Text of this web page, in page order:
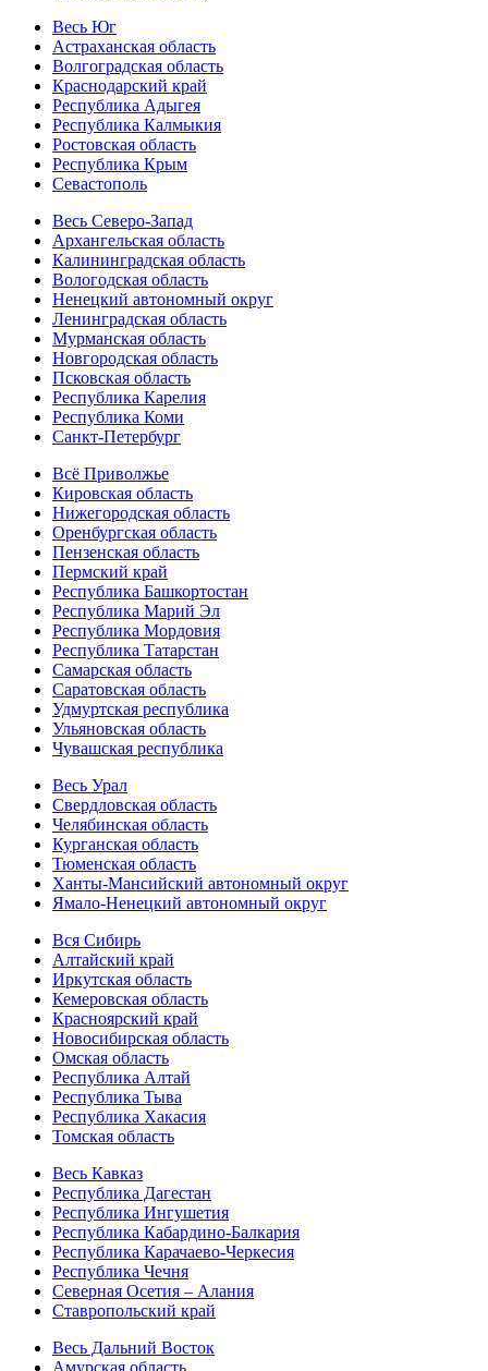
Весь Юг
Астраханская область
Волгоградская область
Краснодарский край
Республика Адыгея
Республика Калмыкия
Ростовская область
Республика Крым
Севастополь
Весь Северо-Запад
Архангельская область
Калининградская область
Вологодская область
Ненецкий автономный округ
Ленинградская область
Мурманская область
Новгородская область
Псковская область
Республика Карелия
Республика Коми
Санкт-Петербург
Всё Приволжье
Кировская область
Нижегородская область
Оренбургская область
Пензенская область
Пермский край
Республика Башкортостан
Республика Марий Эл
Республика Мордовия
Республика Татарстан
Самарская область
Саратовская область
Удмуртская республика
Ульяновская область
Чувашская республика
Весь Урал
Свердловская область
Челябинская область
Курганская область
Тюменская область
Ханты-Мансийский автономный округ
Ямало-Ненецкий автономный округ
Вся Сибирь
Алтайский край
Иркутская область
Кемеровская область
Красноярский край
Новосибирская область
Омская область
Республика Алтай
Республика Тыва
Республика Хакасия
Томская область
Весь Кавказ
Республика Дагестан
Республика Ингушетия
Республика Кабардино-Балкария
Республика Карачаево-Черкесия
Республика Чечня
Северная Осетия – Алания
Ставропольский край
Весь Дальний Восток
Амурская область